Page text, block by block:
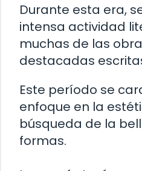
Durante esta era,
intensa actividad
muchas de las
destacadas
Este período se
enfoque en la
búsqueda de la
formas.